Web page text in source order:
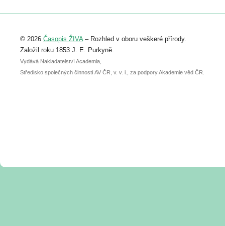
Registrovat se můžete do 6. září.
abstraktu přihlášené přednášky nebo
posteru je už 30. června.
© 2026 Časopis ŽIVA– Rozhled v oboru veškeré přírody.
Založil roku 1853 J. E. Purkyně.
Vydává Nakladatelství Academia,
Středisko společných činností AV ČR, v. v. i., za podpory Akademie věd ČR.